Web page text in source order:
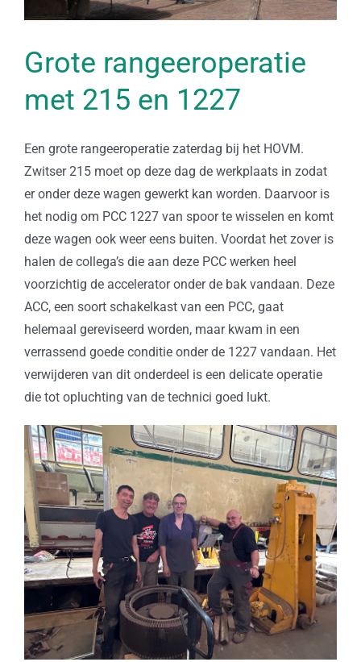
Grote rangeeroperatie
met 215 en 1227
Een grote rangeeroperatie zaterdag bij het HOVM.
Zwitser 215 moet op deze dag de werkplaats in zodat
er onder deze wagen gewerkt kan worden. Daarvoor is
het nodig om PCC 1227 van spoor te wisselen en komt
deze wagen ook weer eens buiten. Voordat het zover is
halen de collega’s die aan deze PCC werken heel
voorzichtig de accelerator onder de bak vandaan. Deze
ACC, een soort schakelkast van een PCC, gaat
helemaal gereviseerd worden, maar kwam in een
verrassend goede conditie onder de 1227 vandaan. Het
verwijderen van dit onderdeel is een delicate operatie
die tot opluchting van de technici goed lukt.